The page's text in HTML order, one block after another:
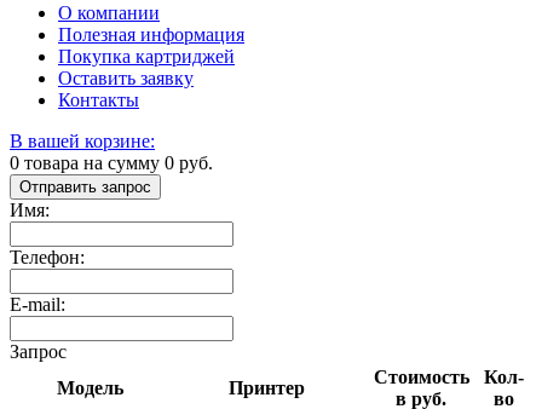
О компании
Полезная информация
Покупка картриджей
Оставить заявку
Контакты
В вашей корзине:
0 товара на сумму 0 руб.
Отправить запрос
Имя:
Телефон:
E-mail:
Запрос
Модель
Принтер
Стоимость
в руб.
Кол-
во